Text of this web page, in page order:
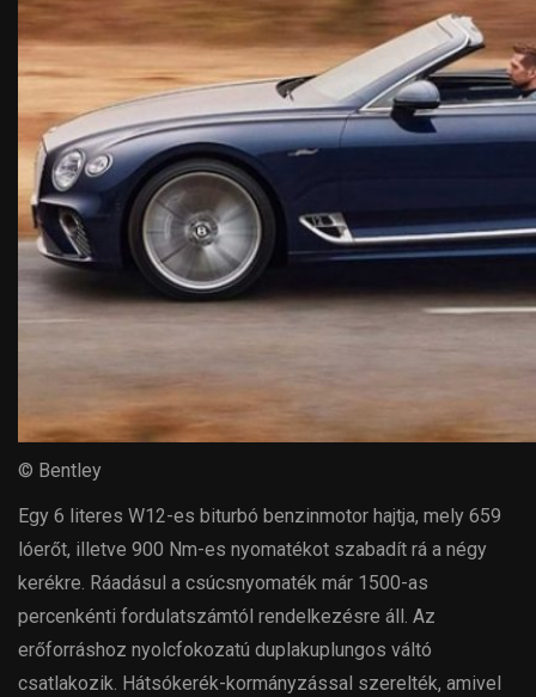
© Bentley
Egy 6 literes W12-es biturbó benzinmotor hajtja, mely 659
lóerőt, illetve 900 Nm-es nyomatékot szabadít rá a négy
kerékre. Ráadásul a csúcsnyomaték már 1500-as
percenkénti fordulatszámtól rendelkezésre áll. Az
erőforráshoz nyolcfokozatú duplakuplungos váltó
csatlakozik. Hátsókerék-kormányzással szerelték, amivel